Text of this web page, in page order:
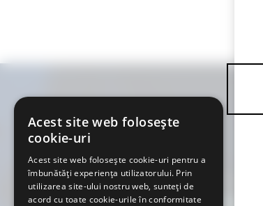
Acest site web folosește
cookie-uri
Acest site web folosește cookie-uri pentru a
îmbunătăți experiența utilizatorului. Prin
utilizarea site-ului nostru web, sunteți de
acord cu toate cookie-urile în conformitate